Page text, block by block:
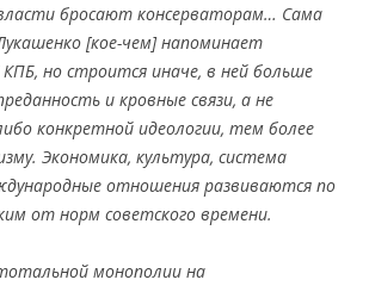
бросают консерваторам… Сама
енко [кое-чем]напоминает
но строится иначе, в ней больше
и кровные связи, а не
конкретной идеологии, тем более
Экономика, культура, система
дународные отношения развиваются по
от норм советского времени.
монополии на